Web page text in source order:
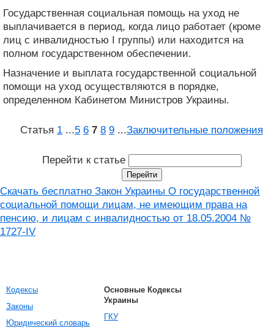
Государственная социальная помощь на уход не
выплачивается в период, когда лицо работает (кроме
лиц с инвалидностью I группы) или находится на
полном государственном обеспечении.
Назначение и выплата государственной социальной
помощи на уход осуществляются в порядке,
определенном Кабинетом Министров Украины.
Статья 1 ...5 6 7 8 9 ...Заключительные положения
Перейти к статье
Скачать бесплатно Закон Украины О государственной
социальной помощи лицам, не имеющим права на
пенсию, и лицам с инвалидностью от 18.05.2004 №
1727-IV
Кодексы
Законы
Юридический словарь
Основные Кодексы
Украины
ГКУ